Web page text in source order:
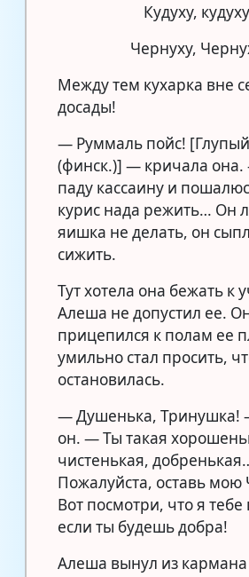
Кудуху,
Чернуху,
Между тем кухарка вне
досады!
— Руммаль пойс!
(финск.)] — кричала она.
паду кассаину и
курис нада режить… Он
яишка не делать, он
сижить.
Тут хотела она бежать к
Алеша не допустил ее.
прицепился к полам ее
умильно стал просить,
остановилась.
— Душенька, Тринушка!
он. — Ты такая
чистенькая,
Пожалуйста, оставь
Вот посмотри, что я
если ты будешь добра!
Алеша вынул из